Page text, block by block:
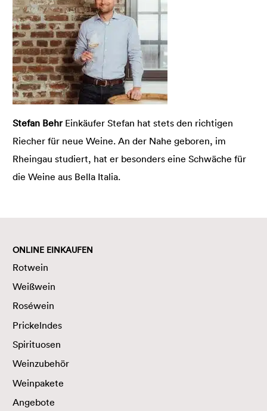
Stefan Behr Einkäufer Stefan hat stets den richtigen
Riecher für neue Weine. An der Nahe geboren, im
Rheingau studiert, hat er besonders eine Schwäche für
die Weine aus Bella Italia.
ONLINE EINKAUFEN
Rotwein
Weißwein
Roséwein
Prickelndes
Spirituosen
Weinzubehör
Weinpakete
Angebote